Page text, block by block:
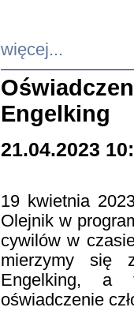
więcej...
Engelking
21.04.2023
19 kwietnia
Olejnik w
cywilów w
mierzymy się
Engelking, a
oświadczenie